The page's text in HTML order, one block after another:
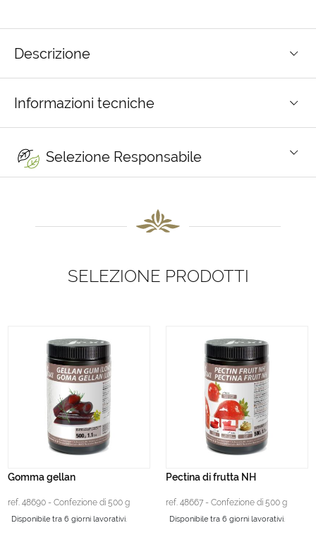
Descrizione
Informazioni tecniche
Selezione Responsabile
SELEZIONE PRODOTTI
Gomma gellan
ref. 48690 - Confezione di 500 g
Disponibile tra 6 giorni lavorativi.
Pectina di frutta NH
ref. 48667 - Confezione di 500 g
Disponibile tra 6 giorni lavorativi.